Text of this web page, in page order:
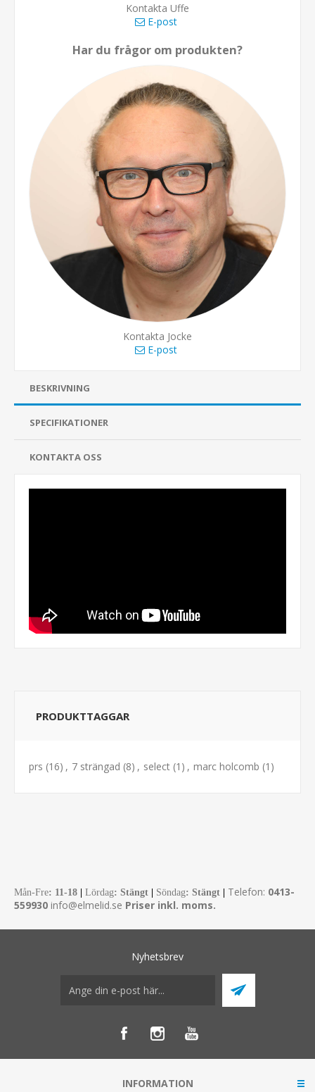
Kontakta Uffe
E-post
Har du frågor om produkten?
Kontakta Jocke
E-post
BESKRIVNING
SPECIFIKATIONER
KONTAKTA OSS
PRODUKTTAGGAR
prs (16) , 7 strängad (8) , select (1) , marc holcomb (1)
Mån-Fre: 11-18 | Lördag: Stängt | Söndag: Stängt | Telefon: 0413-
559930 info@elmelid.se Priser inkl. moms.
Nyhetsbrev
INFORMATION